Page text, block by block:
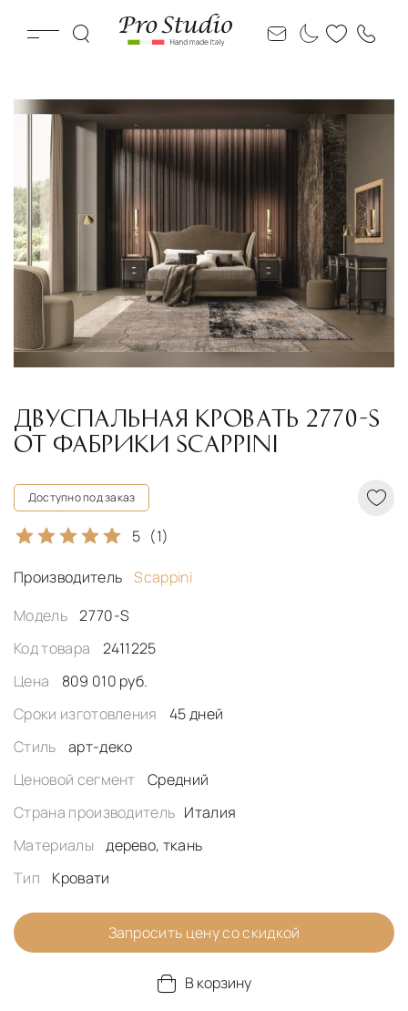
ДВУСПАЛЬНАЯ КРОВАТЬ 2770-S
ОТ ФАБРИКИ SCAPPINI
Доступно под заказ
5 (1)
Производитель
Scappini
Модель
2770-S
Код товара
2411225
Цена
809 010 руб.
Сроки изготовления
45 дней
Стиль
арт-деко
Ценовой сегмент
Средний
Страна производитель Италия
Материалы
дерево, ткань
Тип
Кровати
Запросить цену со скидкой
В корзину